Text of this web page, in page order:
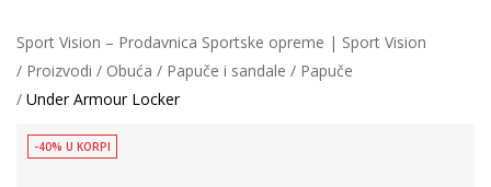
Sport Vision – Prodavnica Sportske opreme | Sport Vision
Proizvodi
Obuća Papuče i sandale
Papuče
Under Armour Locker
-40% U KORPI